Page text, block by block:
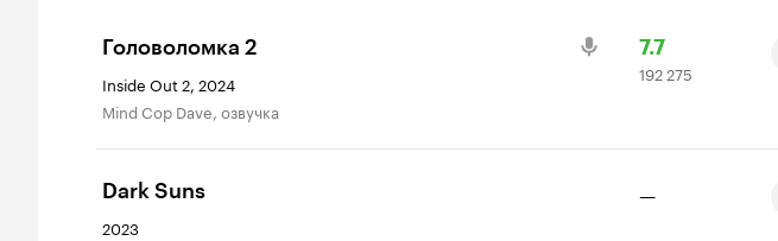
Головоломка 2
Inside Out 2, 2024
Mind Cop Dave, озвучка
Рейтинг
Кинопоиска
7.7
192
275
192 275
Dark Suns
2023
—